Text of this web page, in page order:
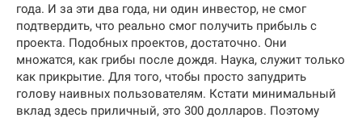
года. И за эти два года, ни один инвестор, не смог
подтвердить, что реально смог получить прибыль с
проекта. Подобных проектов, достаточно. Они
множатся, как грибы после дождя. Наука, служит только
как прикрытие. Для того, чтобы просто запудрить
голову наивных пользователям. Кстати минимальный
вклад здесь приличный, это 300 долларов. Поэтому